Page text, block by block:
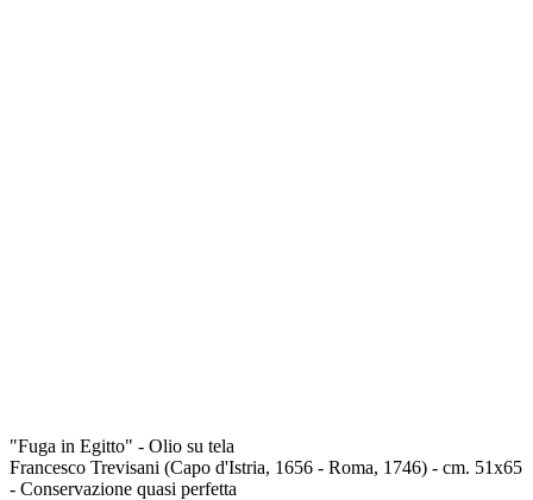
"Fuga in Egitto" - Olio su tela
Francesco Trevisani (Capo d'Istria, 1656 - Roma, 1746) - cm. 51x65
- Conservazione quasi perfetta